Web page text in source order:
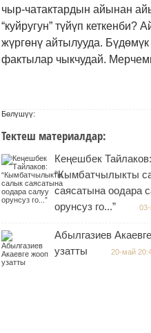
чыр-чатактардын айынан
“куйругун” түйүп
жүргөнү айтылууда.
фактылар чыкчудай.
Бөлүшүү:
Тектеш материалдар:
Кеңешбек Тайлаков:
“Кымбатчылыкты
саясатына оодара
орунсуз го...”
Абылгазиев
узатты
20-май